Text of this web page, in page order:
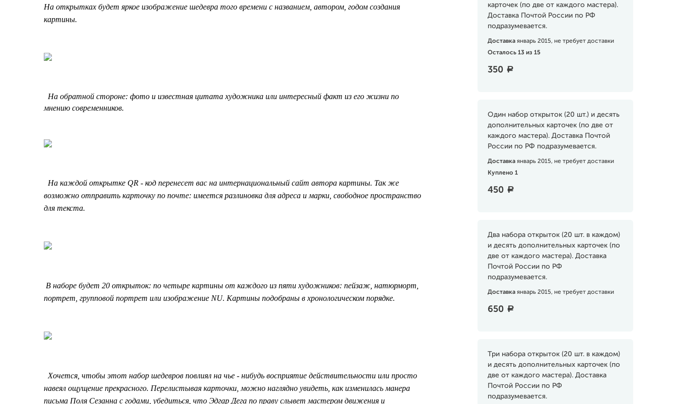
карточек (по две от каждого мастера).
Доставка Почтой России по РФ
подразумевается.
Доставка январь 2015, не требует доставки
Осталось 13 из 15
350 a
Один набор открыток (20 шт.) и десять
дополнительных карточек (по две от
каждого мастера). Доставка Почтой
России по РФ подразумевается.
Доставка январь 2015, не требует доставки
Куплено 1
450 a
Два набора открыток (20 шт. в каждом)
и десять дополнительных карточек (по
две от каждого мастера). Доставка
Почтой России по РФ
подразумевается.
Доставка январь 2015, не требует доставки
650 a
Три набора открыток (20 шт. в каждом)
и десять дополнительных карточек (по
две от каждого мастера). Доставка
Почтой России по РФ
подразумевается.
На открытках будет яркое изображение шедевра того времени с названием, автором, годом создания
картины.
На обратной стороне: фото и известная цитата художника или интересный факт из его жизни по
мнению современников.
На каждой открытке QR - код перенесет вас на интернациональный сайт автора картины. Так же
возможно отправить карточку по почте: имеется разлиновка для адреса и марки, свободное пространство
для текста.
В наборе будет 20 открыток: по четыре картины от каждого из пяти художников: пейзаж, натюрморт,
портрет, групповой портрет или изображение NU. Картины подобраны в хронологическом порядке.
Хочется, чтобы этот набор шедевров повлиял на чье - нибудь восприятие действительности или просто
навеял ощущение прекрасного. Перелистывая карточки, можно наглядно увидеть, как изменилась манера
письма Поля Сезанна с годами, убедиться, что Эдгар Дега по праву слывет мастером движения и